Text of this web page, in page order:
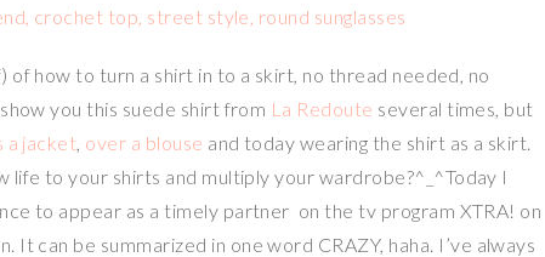
how to turn a shirt in to a skirt, no thread needed, no
you this suede shirt from La Redoute several times, but
a jacket, over a blouse and today wearing the shirt as a skirt.
life to your shirts and multiply your wardrobe?^_^Today I
to appear as a timely partner on the tv program XTRA! on
It can be summarized in one word CRAZY, haha. I’ve always